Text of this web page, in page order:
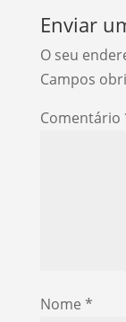
Enviar
O seu
Campos
Comentário
Nome *